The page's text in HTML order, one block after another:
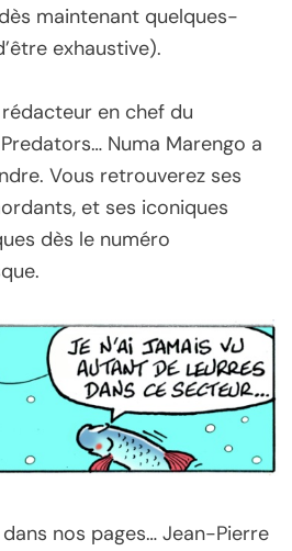
maintenant quelques-
exhaustive).
en chef du
Numa Marengo a
Vous retrouverez ses
et ses iconiques
dès le numéro
nos pages… Jean-Pierre